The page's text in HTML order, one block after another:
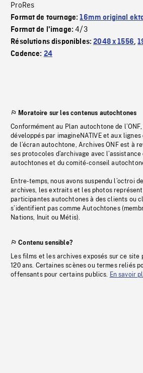
ProRes
Format de tournage:16mm original
Format de l'image:4/3
Résolutions disponibles:2048 x 1556,
Cadence: 24
Moratoire sur les contenus autochtones
Conformément au Plan autochtone de
développés par imagineNATIVE et aux
de l’écran autochtone, Archives ONF est à
ses protocoles d’archivage avec
autochtones et du comité-conseil
Entre-temps, nous avons suspendu l’octroi
archives, les extraits et les photos
participantes autochtones à des clients ou
s’identifient pas comme Autochtones
Nations, Inuit ou Métis).
Contenu sensible?
Les films et les archives exposés sur ce site
120 ans. Certaines scènes ou termes reliés
offensants pour certains publics. En savoir